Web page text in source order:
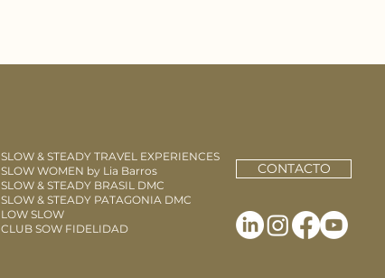
SLOW & STEADY TRAVEL EXPERIENCES
SLOW WOMEN by Lia Barros
SLOW & STEADY BRASIL DMC
SLOW & STEADY PATAGONIA DMC
LOW SLOW
CLUB SOW FIDELIDAD
CONTACTO